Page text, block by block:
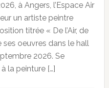
à Angers, l’Espace Air
un artiste peintre
titrée « De l’Air, de
ses oeuvres dans le hall
2026. Se
la peinture […]